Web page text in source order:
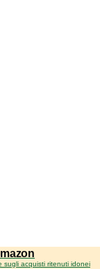
sugli acquisti ritenuti idonei